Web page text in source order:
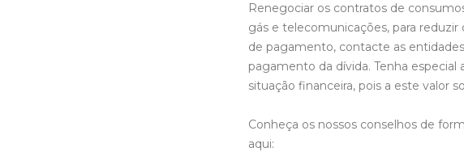
Renegociar os contratos de
gás e telecomunicações, para
de pagamento, contacte as
pagamento da dívida. Tenha
situação financeira, pois a este valor
Conheça os nossos conselhos de
aqui: